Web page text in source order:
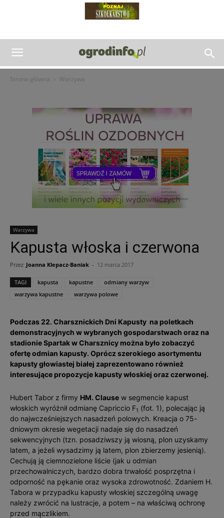
Strona główna Warzywa
Warzywa
Kapusta włoska i czerwona
Przez Joanna Klepacz-Baniak - 12 marca 2017
TAGI kapusta kapustne
odmiany warzyw
warzywa kapustne
warzywa polowe
Podczas 22. Charsznickich Dni Kapusty na poletkach
demonstracyjnych w wybranych gospodarstwach oraz na
stadionie Spartak w Charsznicy można było zobaczyć
ofertę odmian kapusty. Oprócz szerokiego asortymentu
kapusty głowiastej białej zaprezentowano również
interesujące propozycje kapusty włoskiej oraz czerwonej.
Hubert Tabor z firmy HM. Clause w segmencie kapust
włoskich wyróżnił odmianę Capriccio F1 (fot. 1), polecając ją
do najwcześniejszych nasadzeń polowych. Kreacja o 75-
dniowym okresie wegetacji nadaje się do nasadzeń
sekwencyjnych (tzn. posadziwszy ją wiosną, plon uzyskamy
latem, a jeżeli wysadzimy ją latem, plon zbierzemy jesienią).
Cechują ją ciemnozielone liście (jak u odmian
przechowalniczych, bardzo dobra trwałość posprzętna i
odporność na pękanie oraz wysoka zdrowotność. Zdaniem H.
Tabora w przypadku kapusty włoskiej szczególną uwagę
należy zwrócić na lustracje, a potem – na właściwą ochronę
przed mączlikiem.